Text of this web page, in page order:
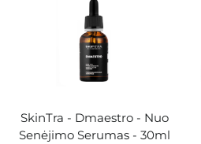
SkinTra - Dmaestro - Nuo
Senėjimo Serumas - 30ml